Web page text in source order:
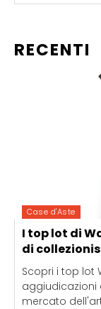
RECENTI
Case d'Aste
I top lot di
di
Scopri i top lot
aggiudicazioni
mercato